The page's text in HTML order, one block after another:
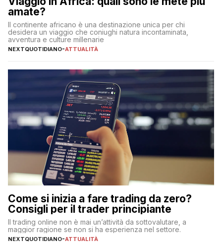
amate?
Il continente africano è una destinazione unica per chi
desidera un viaggio che coniughi natura incontaminata,
avventura e culture millenarie
NEXTQUOTIDIANO-ATTUALITÀ
Come si inizia a fare trading da zero?
Consigli per il trader principiante
Il trading online non è mai un’attività da sottovalutare, a
maggior ragione se non si ha esperienza nel settore.
NEXTQUOTIDIANO-ATTUALITÀ